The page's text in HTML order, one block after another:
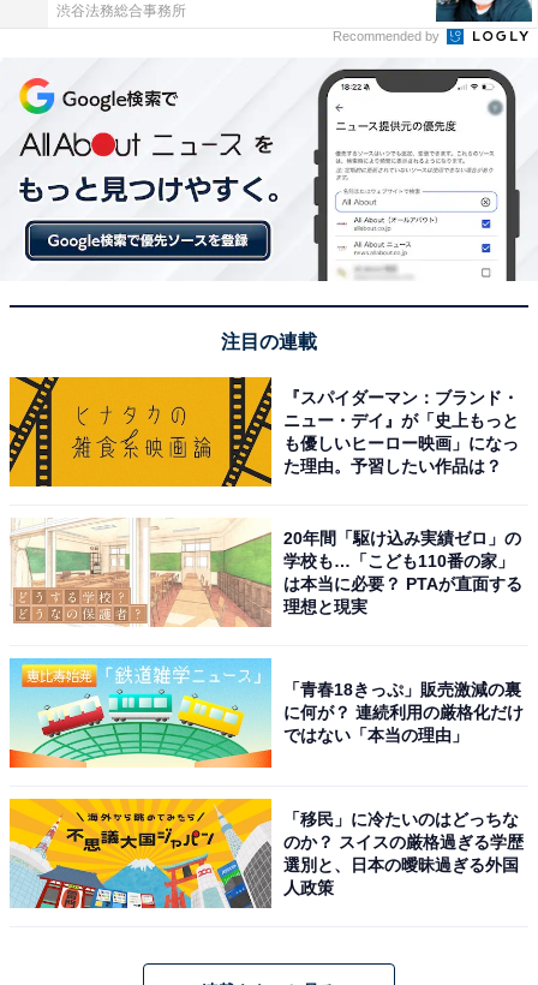
渋谷法務総合事務所
Recommended by
注目の連載
『スパイダーマン：ブランド・
ニュー・デイ』が「史上もっと
も優しいヒーロー映画」になっ
た理由。予習したい作品は？
20年間「駆け込み実績ゼロ」の
学校も…「こども110番の家」
は本当に必要？ PTAが直面する
理想と現実
「青春18きっぷ」販売激減の裏
に何が？ 連続利用の厳格化だけ
ではない「本当の理由」
「移民」に冷たいのはどっちな
のか？ スイスの厳格過ぎる学歴
選別と、日本の曖昧過ぎる外国
人政策